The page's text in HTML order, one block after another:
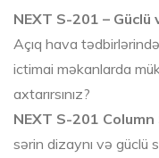
NEXT S-201 –
Açıq hava
ictimai məkanlarda
axtarırsınız?
NEXT S-201
sərin dizaynı və güclü